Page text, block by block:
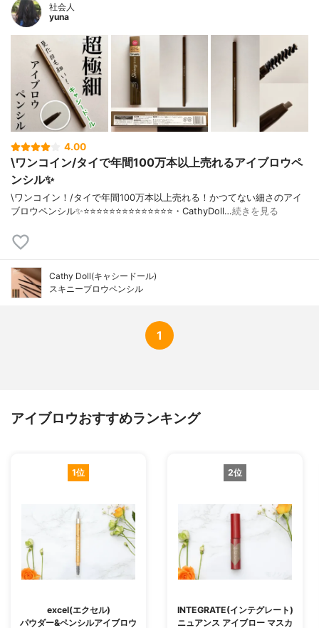
社会人
yuna
4.00
\ワンコイン/タイで年間100万本以上売れるアイブロウペ
ンシル✨
\ワンコイン！/タイで年間100万本以上売れる！かつてない細さのアイ
ブロウペンシル✨⭐️⭐️⭐️⭐️⭐️⭐️⭐️⭐️⭐️⭐️⭐️⭐️⭐️⭐️・CathyDoll…続きを見る
Cathy Doll(キャシードール)
スキニーブロウペンシル
1
アイブロウおすすめランキング
1位
excel(エクセル)
パウダー&ペンシルアイブロウ
2位
INTEGRATE(インテグレート)
ニュアンス アイブロー マスカ